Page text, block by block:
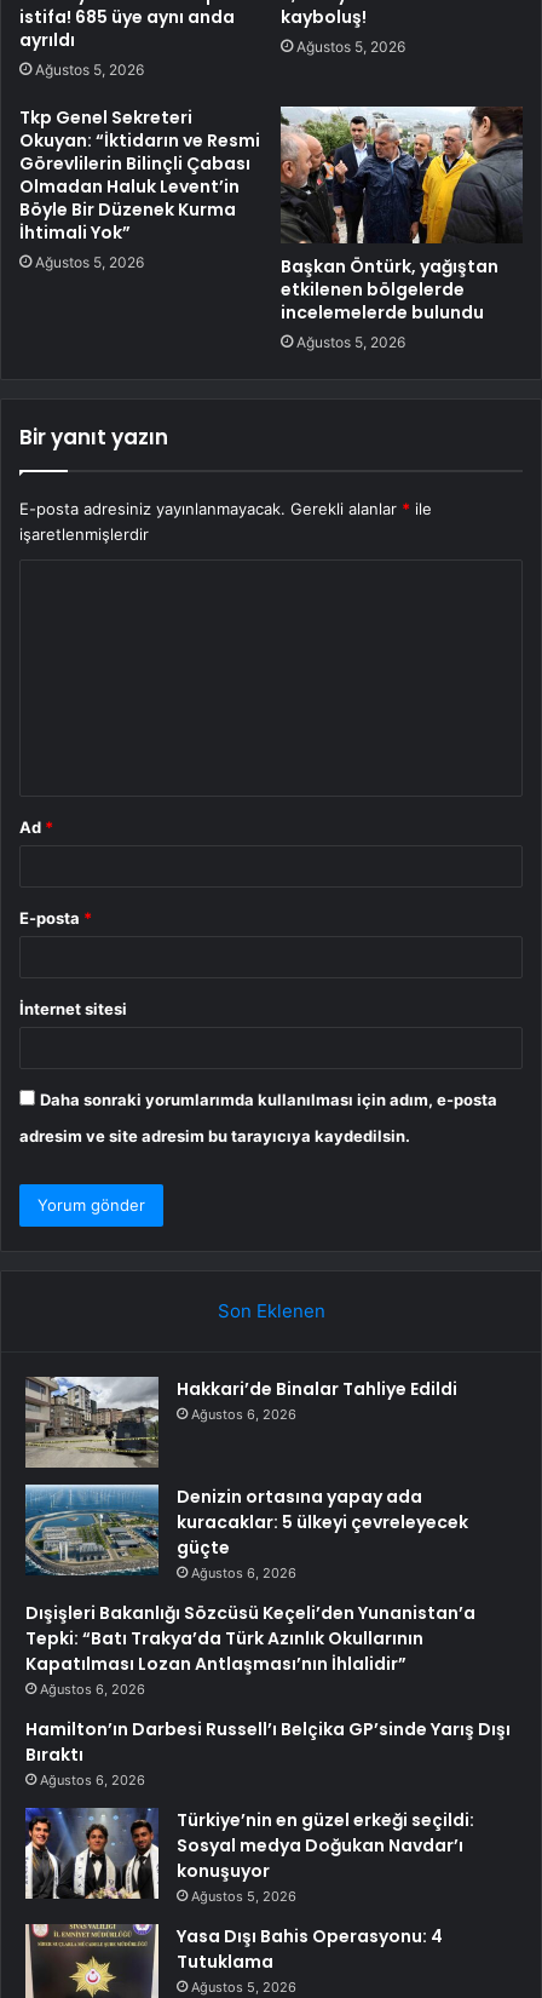
istifa! 685 üye aynı anda
ayrıldı
Ağustos 5, 2026
kayboluş!
Ağustos 5, 2026
Tkp Genel Sekreteri
Okuyan: “İktidarın ve Resmi
Görevlilerin Bilinçli Çabası
Olmadan Haluk Levent’in
Böyle Bir Düzenek Kurma
İhtimali Yok”
Ağustos 5, 2026
Başkan Öntürk, yağıştan
etkilenen bölgelerde
incelemelerde bulundu
Ağustos 5, 2026
Bir yanıt yazın
E-posta adresiniz yayınlanmayacak. Gerekli alanlar * ile
işaretlenmişlerdir
Ad *
E-posta *
İnternet sitesi
Daha sonraki yorumlarımda kullanılması için adım, e-posta
adresim ve site adresim bu tarayıcıya kaydedilsin.
Son Eklenen
Hakkari’de Binalar Tahliye Edildi
Ağustos 6, 2026
Denizin ortasına yapay ada
kuracaklar: 5 ülkeyi çevreleyecek
güçte
Ağustos 6, 2026
Dışişleri Bakanlığı Sözcüsü Keçeli’den Yunanistan’a
Tepki: “Batı Trakya’da Türk Azınlık Okullarının
Kapatılması Lozan Antlaşması’nın İhlalidir”
Ağustos 6, 2026
Hamilton’ın Darbesi Russell’ı Belçika GP’sinde Yarış Dışı
Bıraktı
Ağustos 6, 2026
Türkiye’nin en güzel erkeği seçildi:
Sosyal medya Doğukan Navdar’ı
konuşuyor
Ağustos 5, 2026
Yasa Dışı Bahis Operasyonu: 4
Tutuklama
Ağustos 5, 2026